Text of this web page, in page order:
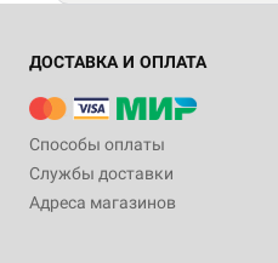
ДОСТАВКА И ОПЛАТА
Способы оплаты
Службы доставки
Адреса магазинов